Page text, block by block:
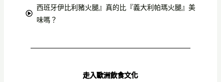
西班牙伊比利豬火腿』真的比『義大利帕瑪火腿』美
味嗎？
走入歐洲飲食文化